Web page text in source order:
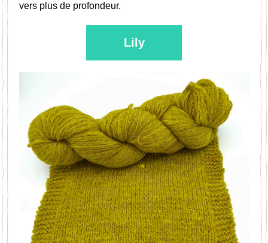
vers plus de profondeur.
Lily